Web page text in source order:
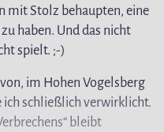
mit Stolz behaupten, eine
haben. Und das nicht
spielt. ;-)
im Hohen Vogelsberg
ich schließlich verwirklicht.
bleibt